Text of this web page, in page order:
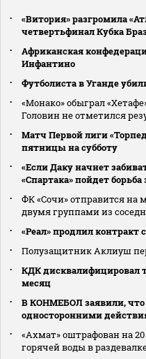
«Витория» разгромила
четвертьфинал Кубка
Африканская
Инфантино
Футболиста в Уганде
«Монако» обыграл
Головин не отметился
Матч Первой лиги
пятницы на субботу
«Если Даку начнет
«Спартака» пойдет
ФК «Сочи» отправится на
двумя группами из
«Реал» продлил контракт
Полузащитник Аклиуш
КДК дисквалифицировал
месяц
В КОНМЕБОЛ заявили,
односторонними
«Ахмат» оштрафован на
горячей воды в